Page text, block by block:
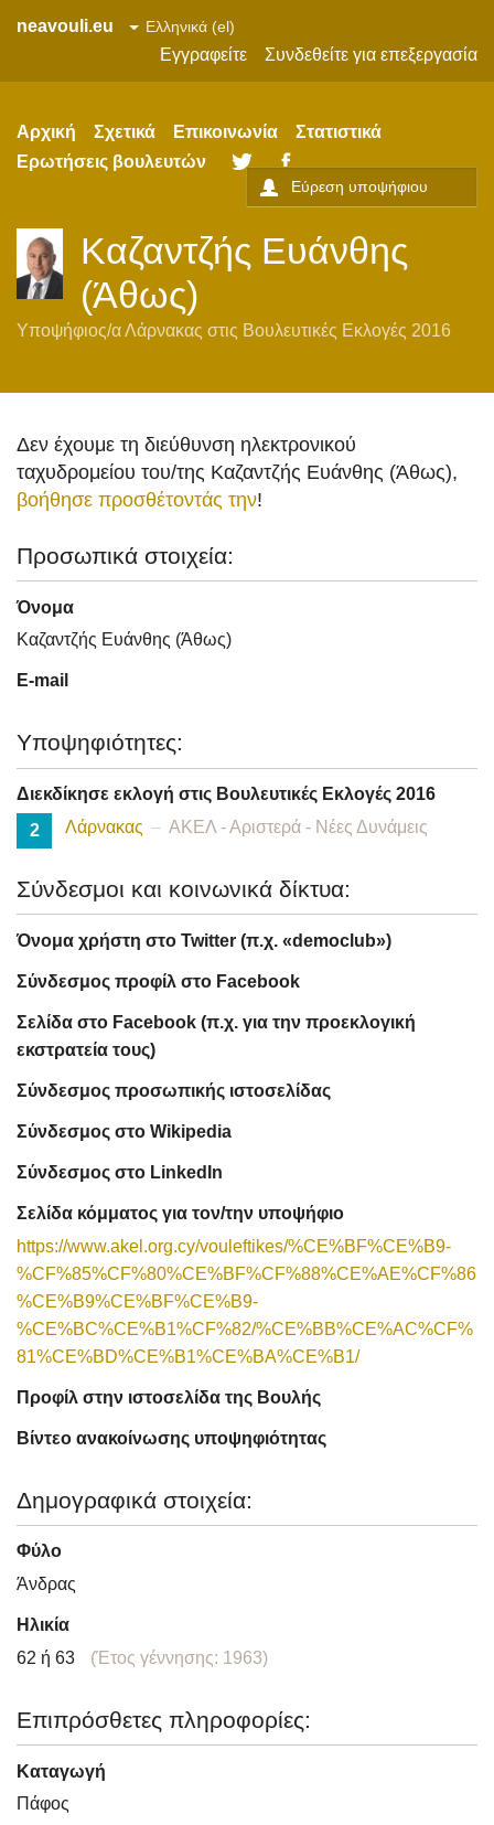
neavouli.eu
Εγγραφείτε
Συνδεθείτε για επεξεργασία
Αρχική Σχετικά Επικοινωνία
Στατιστικά
Ερωτήσεις βουλευτών
Twitter
Καζαντζής Ευάνθης
(Άθως)
Υποψήφιος/αΛάρνακας στις Βουλευτικές Εκλογές 2016
Δεν έχουμε τη διεύθυνση ηλεκτρονικού
ταχυδρομείου του/της Καζαντζής Ευάνθης (Άθως),
βοήθησε προσθέτοντάς την!
Προσωπικά στοιχεία:
Όνομα
Καζαντζής Ευάνθης (Άθως)
E-mail
Υποψηφιότητες:
Διεκδίκησε εκλογή στις Βουλευτικές Εκλογές 2016
2
Λάρνακας ΑΚΕΛ - Αριστερά - Νέες Δυνάμεις
Σύνδεσμοι και κοινωνικά δίκτυα:
Όνομα χρήστη στο Twitter (π.χ. «democlub»)
Σύνδεσμος προφίλ στο Facebook
Σελίδα στο Facebook (π.χ. για την προεκλογική
εκστρατεία τους)
Σύνδεσμος προσωπικής ιστοσελίδας
Σύνδεσμος στο Wikipedia
Σύνδεσμος στο LinkedIn
Σελίδα κόμματος για τον/την υποψήφιο
https://www.akel.org.cy/vouleftikes/%CE%BF%CE%B9-
%CF%85%CF%80%CE%BF%CF%88%CE%AE%CF%86
%CE%B9%CE%BF%CE%B9-
%CE%BC%CE%B1%CF%82/%CE%BB%CE%AC%CF%
81%CE%BD%CE%B1%CE%BA%CE%B1/
Προφίλ στην ιστοσελίδα της Βουλής
Βίντεο ανακοίνωσης υποψηφιότητας
Δημογραφικά στοιχεία:
Φύλο
Άνδρας
Ηλικία
62 ή 63
(Έτος γέννησης: 1963)
Επιπρόσθετες πληροφορίες:
Καταγωγή
Πάφος